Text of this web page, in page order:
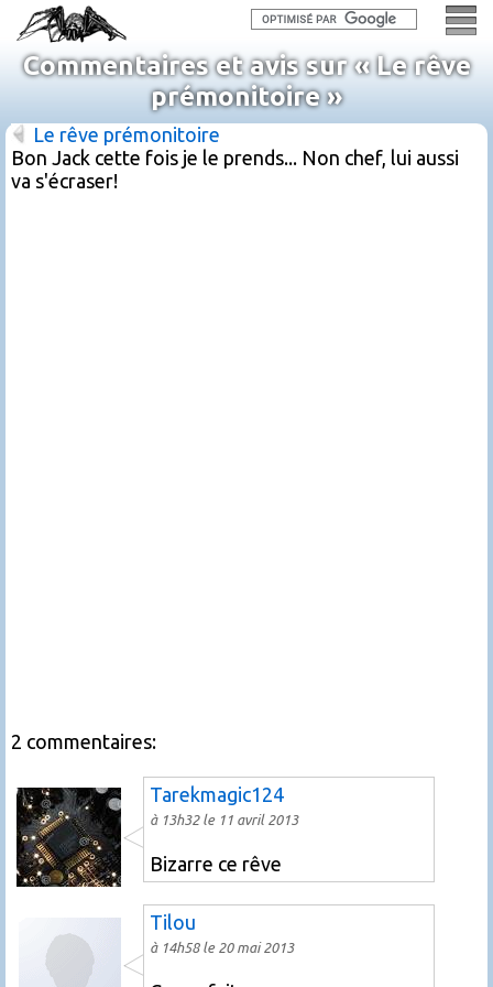
Commentaires et avis sur « Le rêve
prémonitoire »
Le rêve prémonitoire
Bon Jack cette fois je le prends... Non chef, lui aussi
va s'écraser!
2 commentaires:
Tarekmagic124
à 13h32 le 11 avril 2013
Bizarre ce rêve
Tilou
à 14h58 le 20 mai 2013